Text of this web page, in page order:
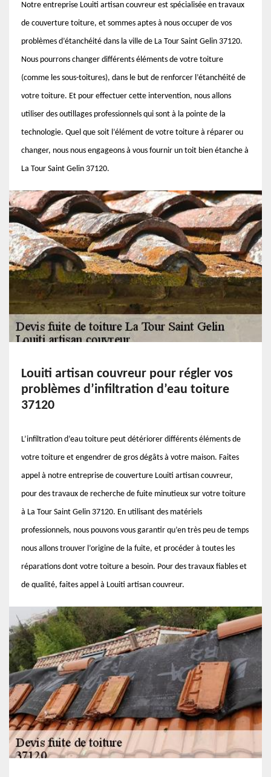
Notre entreprise Louiti artisan couvreur est spécialisée en travaux
de couverture toiture, et sommes aptes à nous occuper de vos
problèmes d’étanchéité dans la ville de La Tour Saint Gelin 37120.
Nous pourrons changer différents éléments de votre toiture
(comme les sous-toitures), dans le but de renforcer l’étanchéité de
votre toiture. Et pour effectuer cette intervention, nous allons
utiliser des outillages professionnels qui sont à la pointe de la
technologie. Quel que soit l’élément de votre toiture à réparer ou
changer, nous nous engageons à vous fournir un toit bien étanche à
La Tour Saint Gelin 37120.
Louiti artisan couvreur pour régler vos
problèmes d’infiltration d’eau toiture
37120
L’infiltration d’eau toiture peut détériorer différents éléments de
votre toiture et engendrer de gros dégâts à votre maison. Faites
appel à notre entreprise de couverture Louiti artisan couvreur,
pour des travaux de recherche de fuite minutieux sur votre toiture
à La Tour Saint Gelin 37120. En utilisant des matériels
professionnels, nous pouvons vous garantir qu’en très peu de temps
nous allons trouver l’origine de la fuite, et procéder à toutes les
réparations dont votre toiture a besoin. Pour des travaux fiables et
de qualité, faites appel à Louiti artisan couvreur.